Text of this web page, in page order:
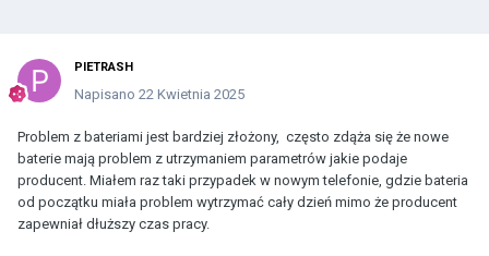
PIETRASH
Napisano 22 Kwietnia 2025
Problem z bateriami jest bardziej złożony, często zdąża się że nowe
baterie mają problem z utrzymaniem parametrów jakie podaje
producent. Miałem raz taki przypadek w nowym telefonie, gdzie bateria
od początku miała problem wytrzymać cały dzień mimo że producent
zapewniał dłuższy czas pracy.